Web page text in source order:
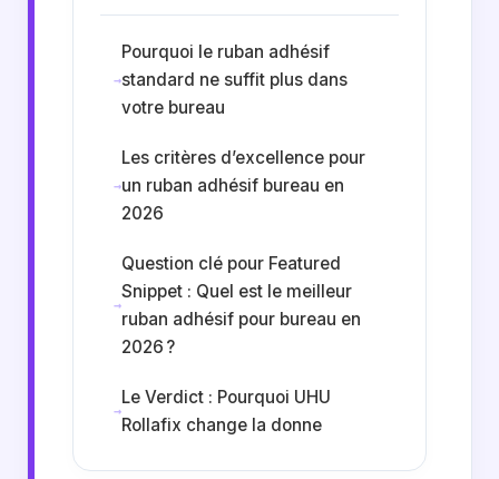
Pourquoi le ruban adhésif
standard ne suffit plus dans
votre bureau
Les critères d’excellence pour
un ruban adhésif bureau en
2026
Question clé pour Featured
Snippet : Quel est le meilleur
ruban adhésif pour bureau en
2026 ?
Le Verdict : Pourquoi UHU
Rollafix change la donne